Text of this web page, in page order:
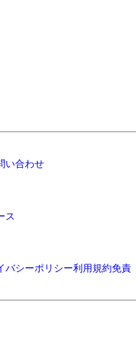
い合わせ
ス
バシーポリシー利用規約免責